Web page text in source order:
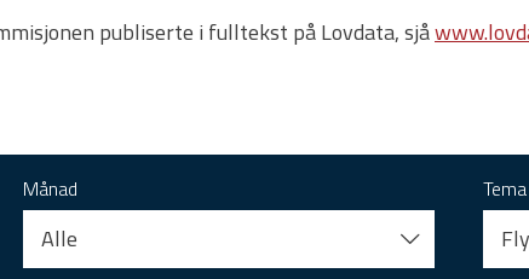
publiserte i fulltekst på Lovdata, sjå
Månad
Alle
Tema